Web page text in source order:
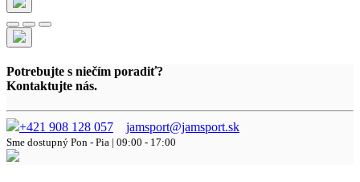
Potrebujte s niečím poradiť?
Kontaktujte nás.
+421 908 128 057 jamsport@jamsport.sk
Sme dostupný Pon - Pia | 09:00 - 17:00